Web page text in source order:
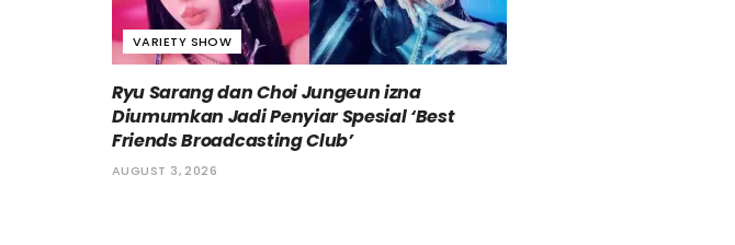
VARIETY SHOW
Ryu Sarang dan Choi Jungeun izna
Diumumkan Jadi Penyiar Spesial ‘Best
Friends Broadcasting Club’
AUGUST 3, 2026